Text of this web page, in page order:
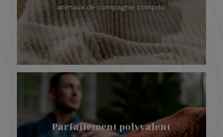
animaux de compagnie compris!
Parfaitement polyvalent